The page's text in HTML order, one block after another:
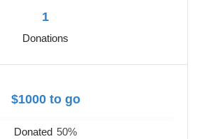
1
Donations
$1000 to go
Donated 50%